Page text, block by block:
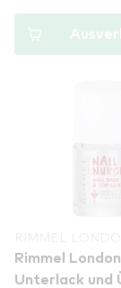
Rimmel London
Unterlack und